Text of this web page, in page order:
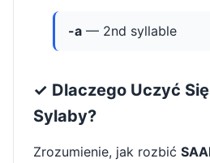
-a — 2nd syllable
✓ Dlaczego Uczyć Się
Sylaby?
Zrozumienie, jak rozbić